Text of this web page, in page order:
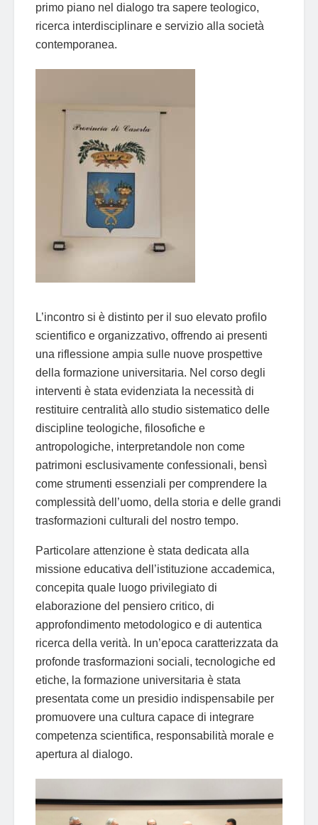
primo piano nel dialogo tra sapere teologico,
ricerca interdisciplinare e servizio alla società
contemporanea.
L’incontro si è distinto per il suo elevato profilo
scientifico e organizzativo, offrendo ai presenti
una riflessione ampia sulle nuove prospettive
della formazione universitaria. Nel corso degli
interventi è stata evidenziata la necessità di
restituire centralità allo studio sistematico delle
discipline teologiche, filosofiche e
antropologiche, interpretandole non come
patrimoni esclusivamente confessionali, bensì
come strumenti essenziali per comprendere la
complessità dell’uomo, della storia e delle grandi
trasformazioni culturali del nostro tempo.
Particolare attenzione è stata dedicata alla
missione educativa dell’istituzione accademica,
concepita quale luogo privilegiato di
elaborazione del pensiero critico, di
approfondimento metodologico e di autentica
ricerca della verità. In un’epoca caratterizzata da
profonde trasformazioni sociali, tecnologiche ed
etiche, la formazione universitaria è stata
presentata come un presidio indispensabile per
promuovere una cultura capace di integrare
competenza scientifica, responsabilità morale e
apertura al dialogo.